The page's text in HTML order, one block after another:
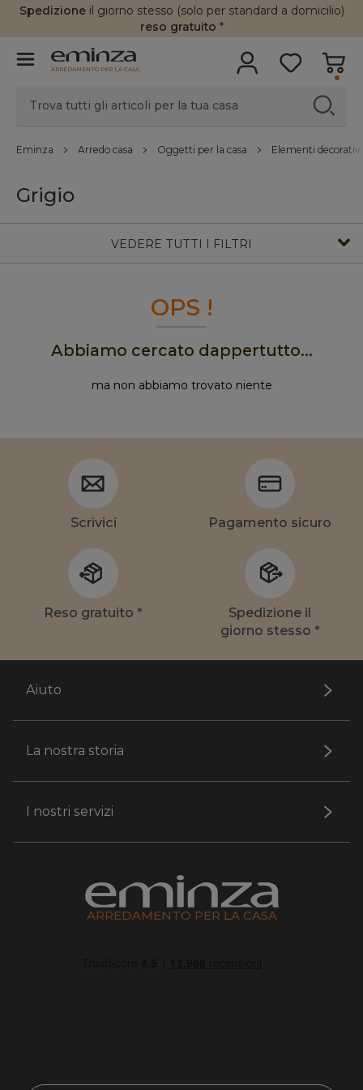
Spedizione il giorno stesso (solo per standard a domicilio)
reso gratuito *
ARREDAMENTO PER LA CASA
Eminza Arredo casa Oggetti per la casa Elementi decorativi
Grigio
VEDERE TUTTI I FILTRI
OPS !
Abbiamo cercato dappertutto...
ma non abbiamo trovato niente
Scrivici Pagamento sicuro
Reso gratuito *
Spedizione il
giorno stesso *
Aiuto
La nostra storia
I nostri servizi
ARREDAMENTO PER LA CASA